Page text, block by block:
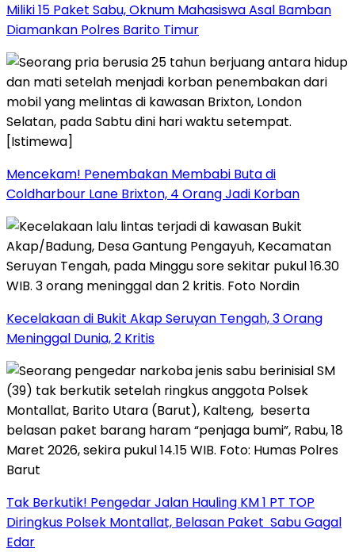
Miliki 15 Paket Sabu, Oknum Mahasiswa Asal Bamban
Diamankan Polres Barito Timur
Mencekam! Penembakan Membabi Buta di
Coldharbour Lane Brixton, 4 Orang Jadi Korban
Kecelakaan di Bukit Akap Seruyan Tengah, 3 Orang
Meninggal Dunia, 2 Kritis
Tak Berkutik! Pengedar Jalan Hauling KM 1 PT TOP
Diringkus Polsek Montallat, Belasan Paket Sabu Gagal
Edar